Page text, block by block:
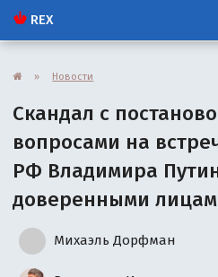
REX
» Новости
Cкандал с
вопросами на
РФ Владимира
доверенными
Михаэль Дорфман